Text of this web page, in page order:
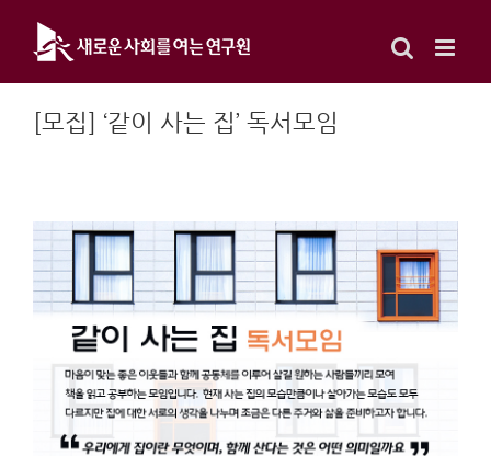
content
[모집] ‘같이 사는 집’ 독서모임